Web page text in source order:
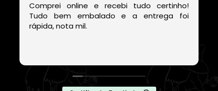
Comprei online e recebi tudo certinho!
Tudo bem embalado e a entrega foi
rápida, nota mil.